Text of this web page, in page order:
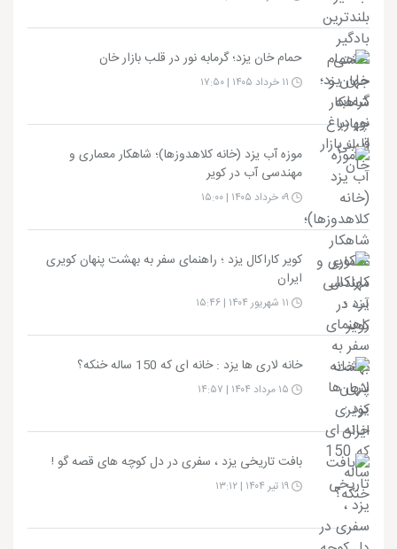
حمام خان یزد؛ گرمابه نور در قلب بازار خان
موزه آب یزد (خانه کلاهدوزها)؛ شاهکار معماری و
مهندسی آب در کویر
کویر کاراکال یزد ؛ راهنمای سفر به بهشت پنهان کویری
ایران
خانه لاری ها یزد : خانه ای که 150 ساله خنکه؟
بافت تاریخی یزد ، سفری در دل کوچه های قصه گو !